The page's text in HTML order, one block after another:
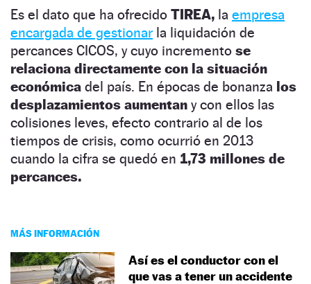
Es el dato que ha ofrecido TIREA, la empresa
encargada de gestionar la liquidación de
percances CICOS, y cuyo incremento se
relaciona directamente con la situación
económica del país. En épocas de bonanza los
desplazamientos aumentan y con ellos las
colisiones leves, efecto contrario al de los
tiempos de crisis, como ocurrió en 2013
cuando la cifra se quedó en 1,73 millones de
percances.
MÁS INFORMACIÓN
Así es el conductor con el
que vas a tener un accidente